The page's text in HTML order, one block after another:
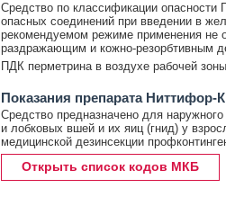
Средство по классификации опасности
опасных соединений при введении в
рекомендуемом режиме применения не
раздражающим и кожно-резорбтивным
ПДК перметрина в воздухе рабочей
Показания препарата Ниттифор-
Средство предназначено для
и лобковых вшей и их яиц (гнид) у
медицинской дезинсекции
Открыть список кодов МКБ